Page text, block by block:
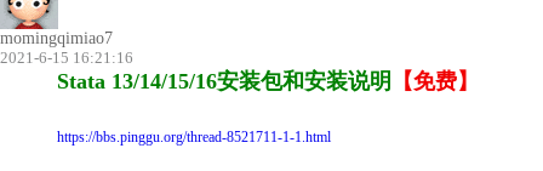
momingqimiao7
2021-6-15 16:21:16
Stata 13/14/15/16安装包和安装说明 【免费】
https://bbs.pinggu.org/thread-8521711-1-1.html